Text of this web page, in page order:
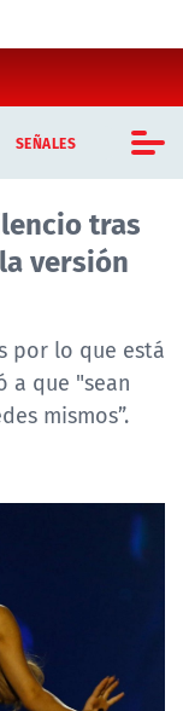
SEÑALES
tras
versión
por lo que está
a que "sean
mismos”.